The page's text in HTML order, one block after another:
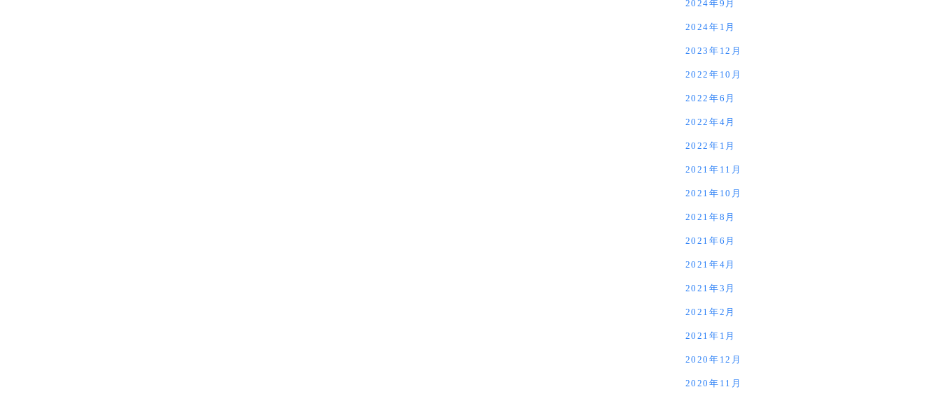
2024年9月
2024年1月
2023年12月
2022年10月
2022年6月
2022年4月
2022年1月
2021年11月
2021年10月
2021年8月
2021年6月
2021年4月
2021年3月
2021年2月
2021年1月
2020年12月
2020年11月